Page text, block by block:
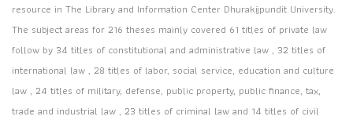
resource in The Library and Information Center Dhurakijpundit University.
The subject areas for 216 theses mainly covered 61 titles of private law
follow by 34 titles of constitutional and administrative law , 32 titles of
international law , 28 titles of labor, social service, education and culture
law , 24 titles of military, defense, public property, public finance, tax,
trade and industrial law , 23 titles of criminal law and 14 titles of civil